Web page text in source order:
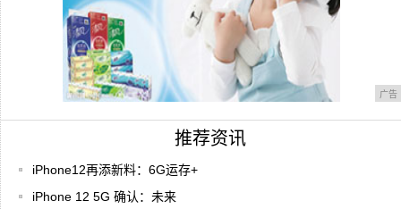
广告
推荐资讯
iPhone12再添新料：6G运存+
iPhone 12 5G 确认：未来